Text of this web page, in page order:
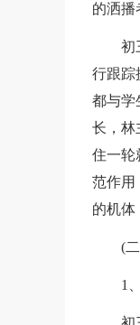
的洒播
初三
行跟踪
都与学
长，林
住一轮
范作用
的机体
(二)
1、